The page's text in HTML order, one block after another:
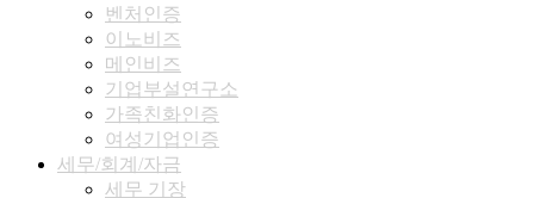
벤처인증
이노비즈
메인비즈
기업부설연구소
가족친화인증
여성기업인증
세무/회계/자금
세무 기장